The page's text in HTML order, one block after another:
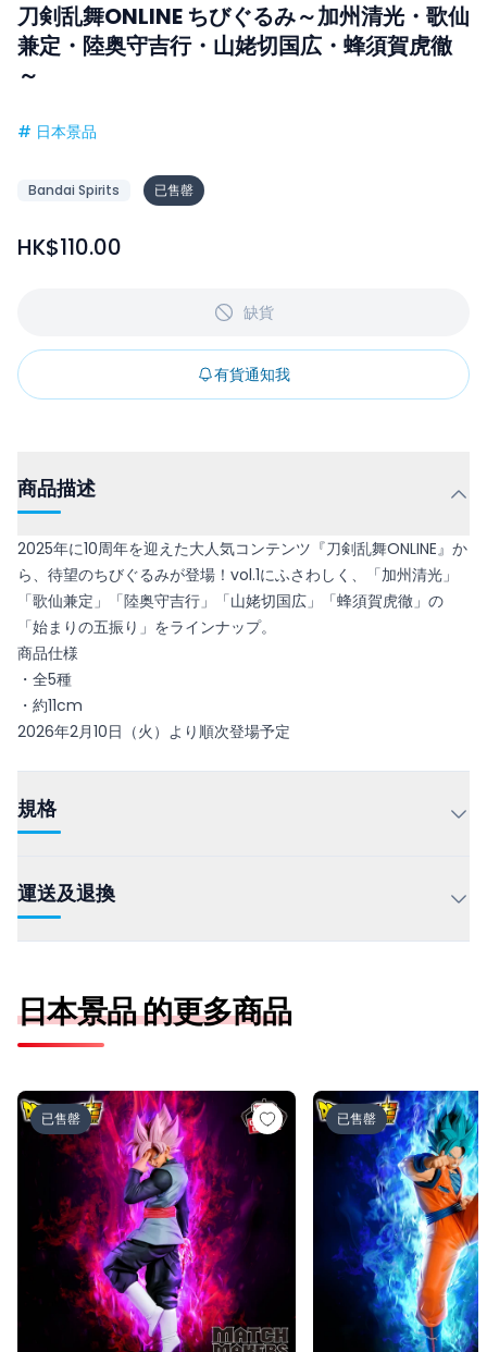
刀剣乱舞ONLINE ちびぐるみ～加州清光・歌仙
兼定・陸奥守吉行・山姥切国広・蜂須賀虎徹
～
# 日本景品
Bandai Spirits 已售罄
HK$110.00
缺貨
有貨通知我
商品描述
2025年に10周年を迎えた大人気コンテンツ『刀剣乱舞ONLINE』か
ら、待望のちびぐるみが登場！vol.1にふさわしく、「加州清光」
「歌仙兼定」「陸奥守吉行」「山姥切国広」「蜂須賀虎徹」の
「始まりの五振り」をラインナップ。
商品仕様
・全5種
・約11cm
2026年2月10日（火）より順次登場予定
規格
運送及退換
日本景品 的更多商品
ドラゴンボール超 MATCH MAKERS ゴクウブラック-超サ
已售罄
ドラゴンボール超
已售罄